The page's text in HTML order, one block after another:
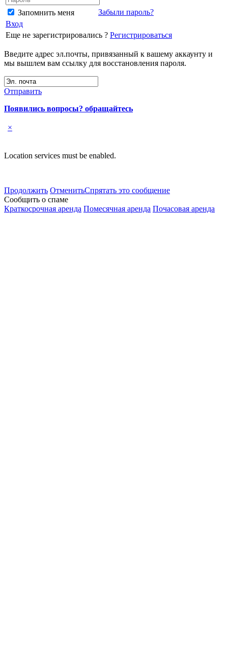
Запомнить меня
Забыли пароль?
Вход
Еще не зарегистрировались ? Регистрироваться
Введите адрес эл.почты, привязанный к вашему аккаунту и
мы вышлем вам ссылку для восстановления пароля.
Отправить
Появились вопросы? обращайтесь
×
Location services must be enabled.
Продолжить ОтменитьСпрятать это сообщение
Сообщить о спаме
Краткосрочная аренда Помесячная аренда Почасовая аренда